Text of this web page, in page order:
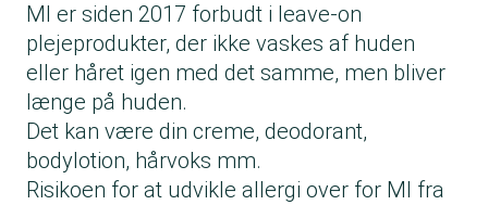
MI er siden 2017 forbudt i leave-on
plejeprodukter, der ikke vaskes af huden
eller håret igen med det samme, men bliver
længe på huden.
Det kan være din creme, deodorant,
bodylotion, hårvoks mm.
Risikoen for at udvikle allergi over for MI fra